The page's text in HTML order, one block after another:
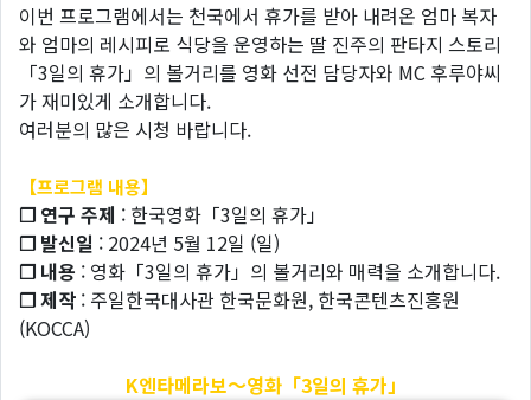
이번 프로그램에서는 천국에서 휴가를 받아 내려온 엄마 복자
와 엄마의 레시피로 식당을 운영하는 딸 진주의 판타지 스토리
「3일의 휴가」의 볼거리를 영화 선전 담당자와 MC 후루야씨
가 재미있게 소개합니다.
여러분의 많은 시청 바랍니다.
【프로그램 내용】
❐ 연구 주제 : 한국영화「3일의 휴가」
❐ 발신일 : 2024년 5월 12일 (일)
❐ 내용 : 영화「3일의 휴가」의 볼거리와 매력을 소개합니다.
❐ 제작 : 주일한국대사관 한국문화원, 한국콘텐츠진흥원
(KOCCA)
K엔타메라보～영화「3일의 휴가」